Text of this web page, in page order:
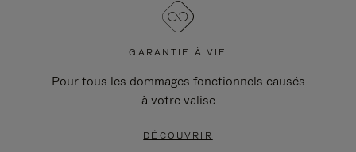
GARANTIE À VIE
Pour tous les dommages fonctionnels causés
à votre valise
DÉCOUVRIR